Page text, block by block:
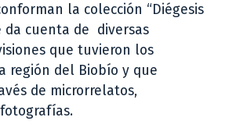
la colección “Diégesis
da cuenta de diversas
que tuvieron los
región del Biobío y que
de microrrelatos,